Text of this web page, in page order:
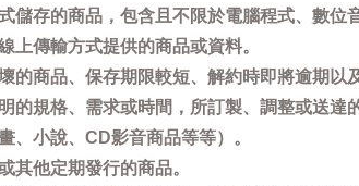
儲存的商品，包含且不限於電腦程式、數位
上傳輸方式提供的商品或資料。
的商品、保存期限較短、解約時即將逾期以
的規格、需求或時間，所訂製、調整或送達
、小說、CD影音商品等等）。
其他定期發行的商品。